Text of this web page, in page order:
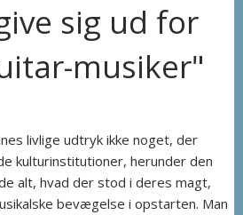
sig ud for
musiker"
livlige udtryk ikke noget, der
kulturinstitutioner, herunder den
alt, hvad der stod i deres magt,
bevægelse i opstarten. Man